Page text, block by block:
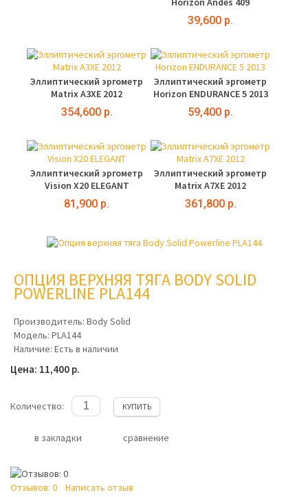
39,600 р.
Эллиптический эргометр
Matrix A3XE 2012
354,600 р.
Эллиптический эргометр
Horizon ENDURANCE 5 2013
59,400 р.
Эллиптический эргометр
Vision X20 ELEGANT
81,900 р.
Эллиптический эргометр
Matrix A7XE 2012
361,800 р.
ОПЦИЯ ВЕРХНЯЯ ТЯГА BODY SOLID
POWERLINE PLA144
Производитель: Body Solid
Модель: PLA144
Наличие: Есть в наличии
Цена: 11,400 р.
Количество: КУПИТЬ
в закладки сравнение
Отзывов: 0
Написать отзыв